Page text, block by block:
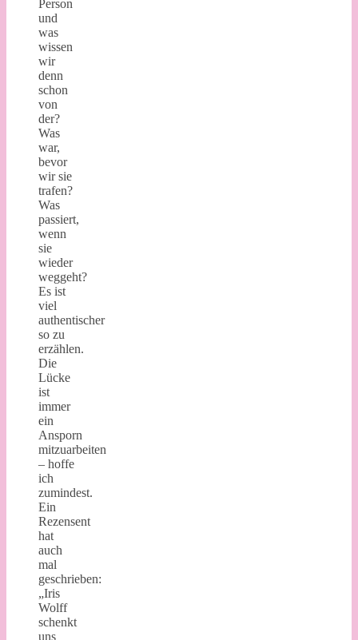
Person
und
was
wissen
wir
denn
schon
von
der?
Was
war,
bevor
wir sie
trafen?
Was
passiert,
wenn
sie
wieder
weggeht?
Es ist
viel
authentischer
so zu
erzählen.
Die
Lücke
ist
immer
ein
Ansporn
mitzuarbeiten
– hoffe
ich
zumindest.
Ein
Rezensent
hat
auch
mal
geschrieben:
„Iris
Wolff
schenkt
uns